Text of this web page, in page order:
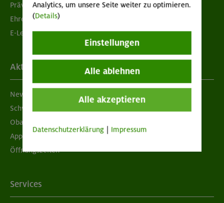
Prävention sexualisierter Gewalt
Ehrenamtsbörse
E-Learning
Aktuelles
Newsletter
Schwarzes Brett
Obacht geben!
App "Mein DAV+"
Öffnungszeiten
Services
Analytics, um unsere Seite weiter zu optimieren.
(Details)
Einstellungen
Alle ablehnen
Alle akzeptieren
Datenschutzerklärung Impressum